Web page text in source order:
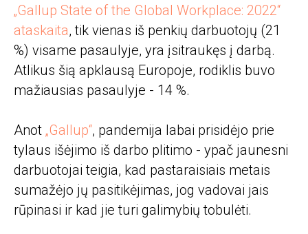
„Gallup State of the Global Workplace: 2022“
ataskaita, tik vienas iš penkių darbuotojų (21
%) visame pasaulyje, yra įsitraukęs į darbą.
Atlikus šią apklausą Europoje, rodiklis buvo
mažiausias pasaulyje - 14 %.
Anot „Gallup“, pandemija labai prisidėjo prie
tylaus išėjimo iš darbo plitimo - ypač jaunesni
darbuotojai teigia, kad pastaraisiais metais
sumažėjo jų pasitikėjimas, jog vadovai jais
rūpinasi ir kad jie turi galimybių tobulėti.